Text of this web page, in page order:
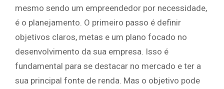
mesmo sendo um empreendedor por necessidade,
é o planejamento. O primeiro passo é definir
objetivos claros, metas e um plano focado no
desenvolvimento da sua empresa. Isso é
fundamental para se destacar no mercado e ter a
sua principal fonte de renda. Mas o objetivo pode